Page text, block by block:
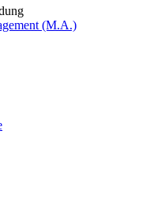
(M.A.)